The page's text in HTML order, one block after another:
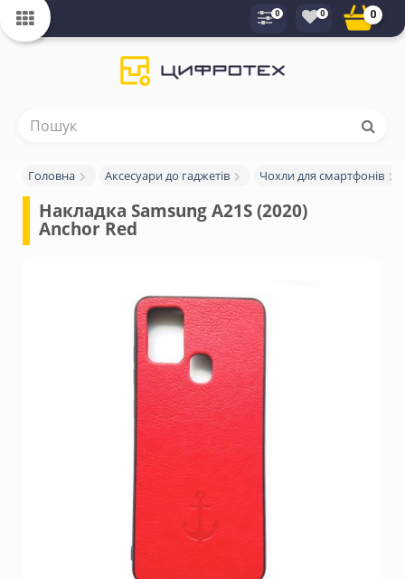
0
0 0
Головна Аксесуари до гаджетів Чохли для смартфонів
Накладка Samsung A21S (2020)
Anchor Red